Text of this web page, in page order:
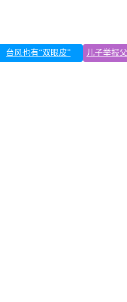
台风也有“双眼皮”